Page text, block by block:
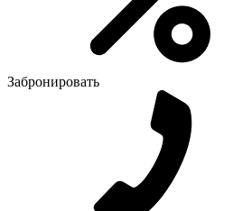
Забронировать